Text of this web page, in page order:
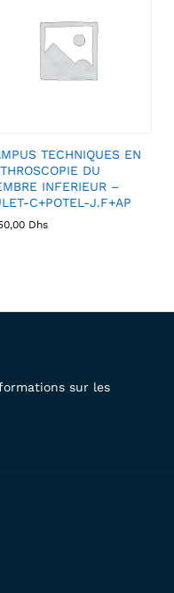
TECHNIQUES EN
DU
INFERIEUR –
C+POTEL-J.F+AP
Dhs
sur les